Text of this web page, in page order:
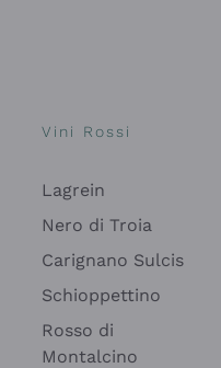
Vini Rossi
Lagrein
Nero di Troia
Carignano Sulcis
Schioppettino
Rosso di
Montalcino